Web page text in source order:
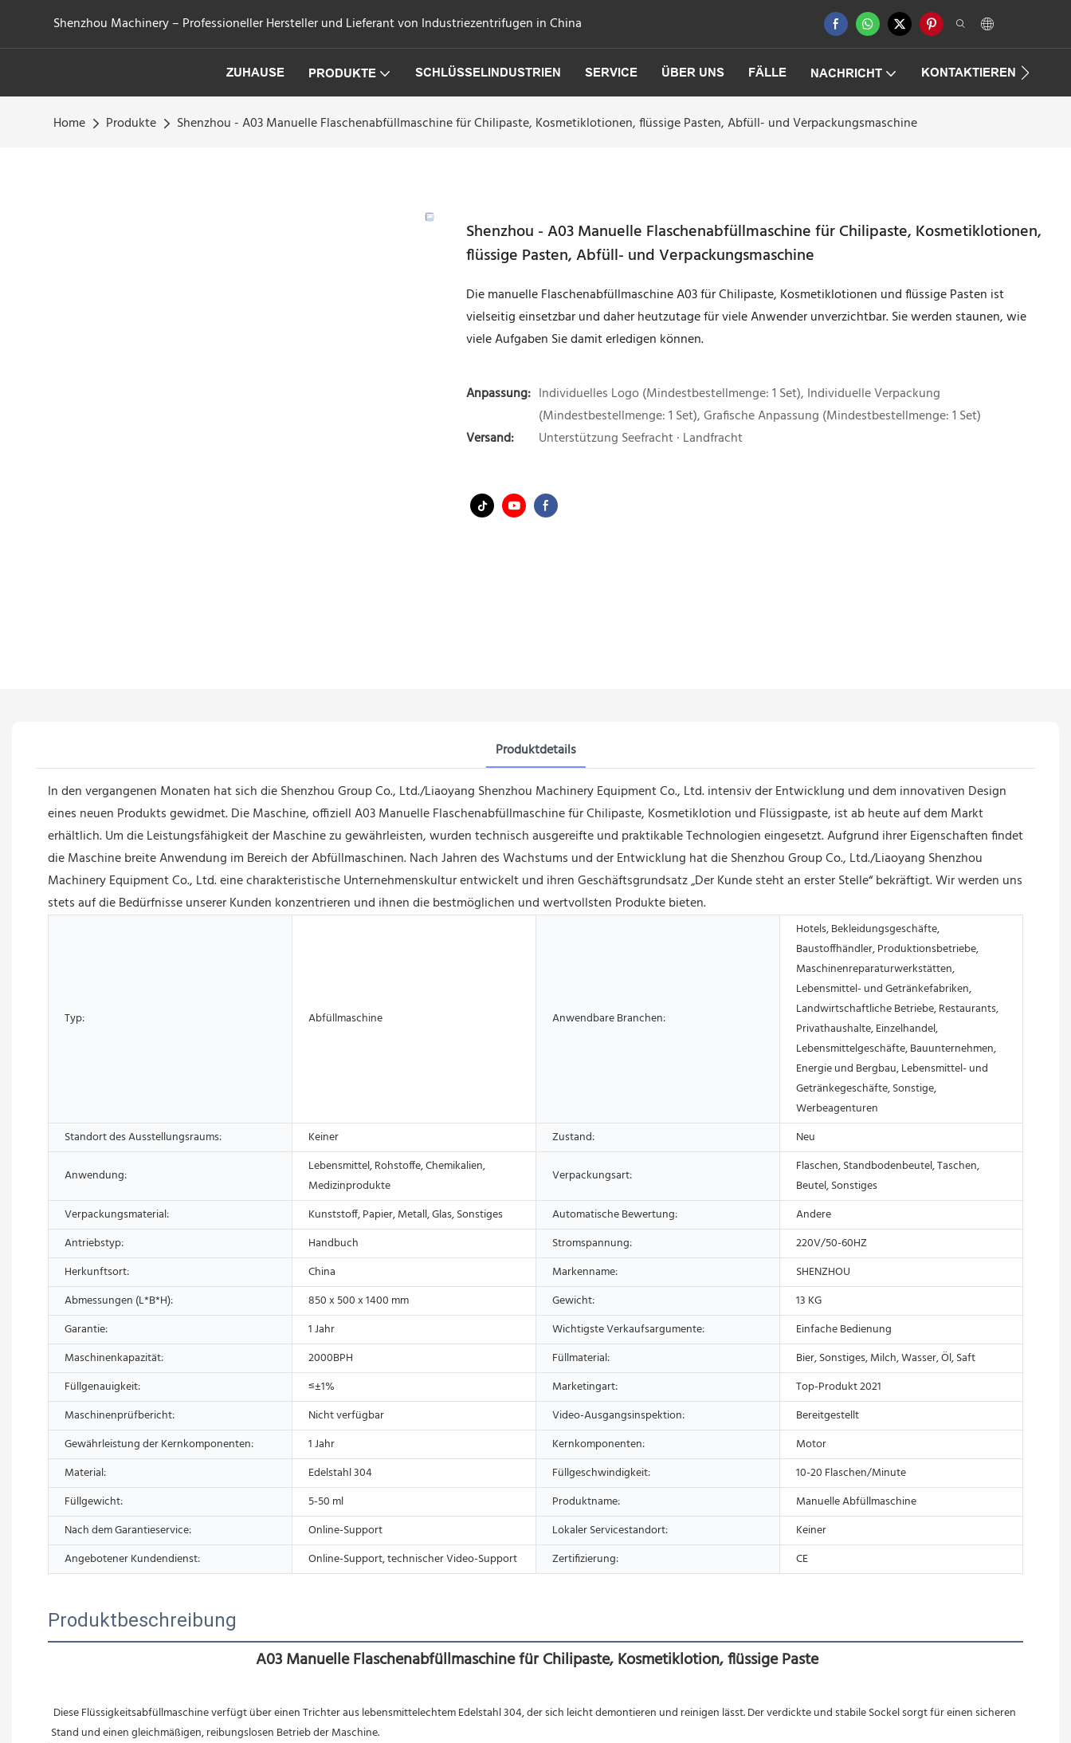
Shenzhou Machinery – Professioneller Hersteller und Lieferant von Industriezentrifugen in China
ZUHAUSE PRODUKTE SCHLÜSSELINDUSTRIEN SERVICE ÜBER UNS FÄLLE NACHRICHT KONTAKTIEREN SIE UNS
Home Produkte Shenzhou - A03 Manuelle Flaschenabfüllmaschine für Chilipaste, Kosmetiklotionen, flüssige Pasten, Abfüll- und Verpackungsmaschine
Shenzhou - A03 Manuelle Flaschenabfüllmaschine für Chilipaste, Kosmetiklotionen,
flüssige Pasten, Abfüll- und Verpackungsmaschine
Die manuelle Flaschenabfüllmaschine A03 für Chilipaste, Kosmetiklotionen und flüssige Pasten ist
vielseitig einsetzbar und daher heutzutage für viele Anwender unverzichtbar. Sie werden staunen, wie
viele Aufgaben Sie damit erledigen können.
Anpassung: Individuelles Logo (Mindestbestellmenge: 1 Set), Individuelle Verpackung
(Mindestbestellmenge: 1 Set), Grafische Anpassung (Mindestbestellmenge: 1 Set)
Versand:
Unterstützung Seefracht · Landfracht
Produktdetails
In den vergangenen Monaten hat sich die Shenzhou Group Co., Ltd./Liaoyang Shenzhou Machinery Equipment Co., Ltd. intensiv der Entwicklung und dem innovativen Design
eines neuen Produkts gewidmet. Die Maschine, offiziell A03 Manuelle Flaschenabfüllmaschine für Chilipaste, Kosmetiklotion und Flüssigpaste, ist ab heute auf dem Markt
erhältlich. Um die Leistungsfähigkeit der Maschine zu gewährleisten, wurden technisch ausgereifte und praktikable Technologien eingesetzt. Aufgrund ihrer Eigenschaften findet
die Maschine breite Anwendung im Bereich der Abfüllmaschinen. Nach Jahren des Wachstums und der Entwicklung hat die Shenzhou Group Co., Ltd./Liaoyang Shenzhou
Machinery Equipment Co., Ltd. eine charakteristische Unternehmenskultur entwickelt und ihren Geschäftsgrundsatz „Der Kunde steht an erster Stelle“ bekräftigt. Wir werden uns
stets auf die Bedürfnisse unserer Kunden konzentrieren und ihnen die bestmöglichen und wertvollsten Produkte bieten.
Typ: Abfüllmaschine Anwendbare Branchen:
Hotels, Bekleidungsgeschäfte,
Baustoffhändler, Produktionsbetriebe,
Maschinenreparaturwerkstätten,
Lebensmittel- und Getränkefabriken,
Landwirtschaftliche Betriebe, Restaurants,
Privathaushalte, Einzelhandel,
Lebensmittelgeschäfte, Bauunternehmen,
Energie und Bergbau, Lebensmittel- und
Getränkegeschäfte, Sonstige,
Werbeagenturen
Standort des Ausstellungsraums:
Keiner Zustand: Neu
Anwendung:
Lebensmittel, Rohstoffe, Chemikalien,
Medizinprodukte
Verpackungsart:
Flaschen, Standbodenbeutel, Taschen,
Beutel, Sonstiges
Verpackungsmaterial:
Kunststoff, Papier, Metall, Glas, Sonstiges Automatische Bewertung:
Andere
Antriebstyp:
Handbuch Stromspannung:
220V/50-60HZ
Herkunftsort:
China Markenname:
SHENZHOU
Abmessungen (L*B*H):
850 x 500 x 1400 mm Gewicht:
13 KG
Garantie:
1 Jahr Wichtigste Verkaufsargumente:
Einfache Bedienung
Maschinenkapazität:
2000BPH Füllmaterial:
Bier, Sonstiges, Milch, Wasser, Öl, Saft
Füllgenauigkeit:
≤±1% Marketingart:
Top-Produkt 2021
Maschinenprüfbericht:
Nicht verfügbar Video-Ausgangsinspektion:
Bereitgestellt
Gewährleistung der Kernkomponenten:
1 Jahr Kernkomponenten:
Motor
Material:
Edelstahl 304 Füllgeschwindigkeit:
10-20 Flaschen/Minute
Füllgewicht:
5-50 ml Produktname:
Manuelle Abfüllmaschine
Nach dem Garantieservice:
Online-Support Lokaler Servicestandort:
Keiner
Angebotener Kundendienst:
Online-Support, technischer Video-Support Zertifizierung: CE
Produktbeschreibung
A03 Manuelle Flaschenabfüllmaschine für Chilipaste, Kosmetiklotion, flüssige Paste
Diese Flüssigkeitsabfüllmaschine verfügt über einen Trichter aus lebensmittelechtem Edelstahl 304, der sich leicht demontieren und reinigen lässt. Derverdickte und stabile Sockel sorgt für einen sicheren
Stand und einen gleichmäßigen, reibungslosen Betrieb der Maschine.